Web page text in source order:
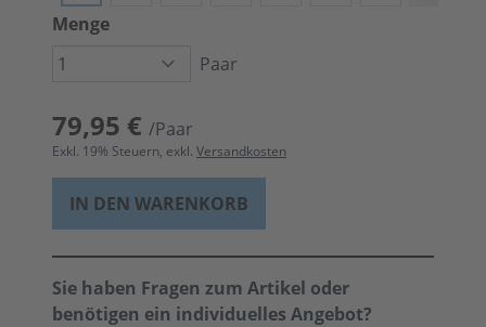
Menge
Paar
79,95 € /Paar
Exkl. 19% Steuern, exkl. Versandkosten
IN DEN WARENKORB
Sie haben Fragen zum Artikel oder
benötigen ein individuelles Angebot?